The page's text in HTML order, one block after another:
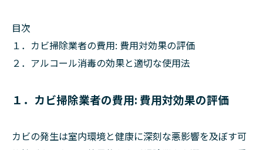
目次
１．カビ掃除業者の費用: 費用対効果の評価
２．アルコール消毒の効果と適切な使用法
１．カビ掃除業者の費用: 費用対効果の評価
カビの発生は室内環境と健康に深刻な悪影響を及ぼす可